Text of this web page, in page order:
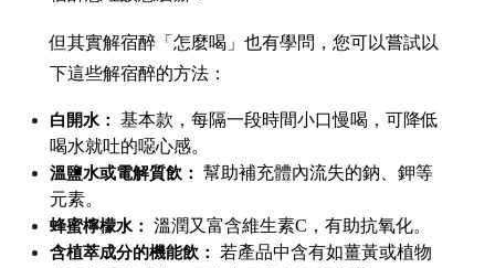
但其實解宿醉「怎麼喝」也有學問，您可以嘗試以
下這些解宿醉的方法：
白開水：
基本款，每隔一段時間小口慢喝，可降低
喝水就吐的噁心感。
溫鹽水或電解質飲：
幫助補充體內流失的鈉、鉀等
元素。
蜂蜜檸檬水： 溫潤又富含維生素C，有助抗氧化。
含植萃成分的機能飲：
若產品中含有如薑黃或植物